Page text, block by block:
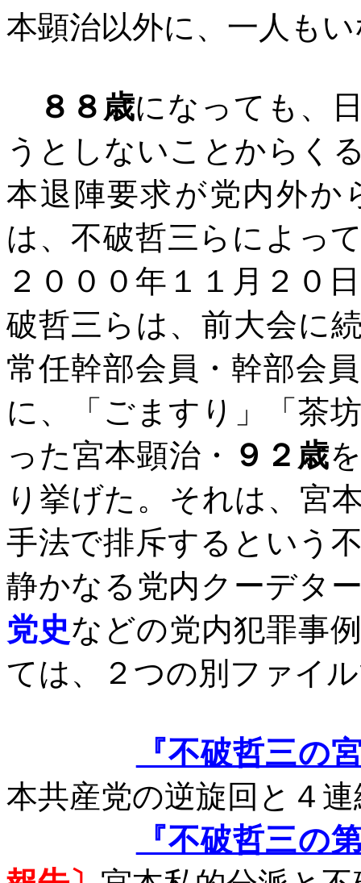
本顕治以外に、一人も
８８歳になっても、
うとしないことからく
本退陣要求が党内外か
は、不破哲三らによっ
２０００年１１月２０
破哲三らは、前大会に
常任幹部会員・幹部会
に、「ごますり」「茶
った宮本顕治・
９２歳
り挙げた。それは、宮
手法で排斥するという
静かなる党内クーデタ
党史などの党内犯罪事
ては、２つの別ファイ
『不破哲三の
本共産党の逆旋回と４
『不破哲三の